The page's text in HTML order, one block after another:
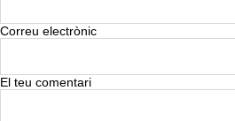
Correu electrònic
El teu comentari